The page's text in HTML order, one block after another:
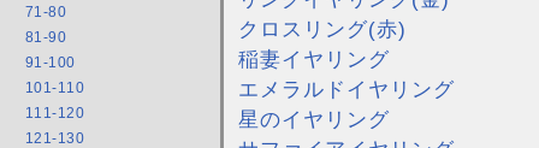
71-80
81-90
91-100
101-110
111-120
121-130
クロスリング(赤)
稲妻イヤリング
エメラルドイヤリング
星のイヤリング